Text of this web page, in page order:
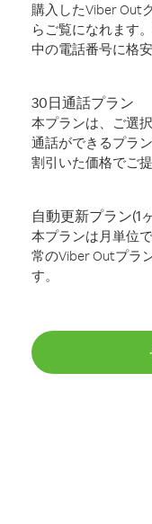
購入したViber Out
らご覧になれます
中の電話番号に格
30日通話プラン
本プランは、ご選
通話ができるプラ
割引いた価格でご
自動更新プラン(1
本プランは月単位
常のViber Outプラ
す。